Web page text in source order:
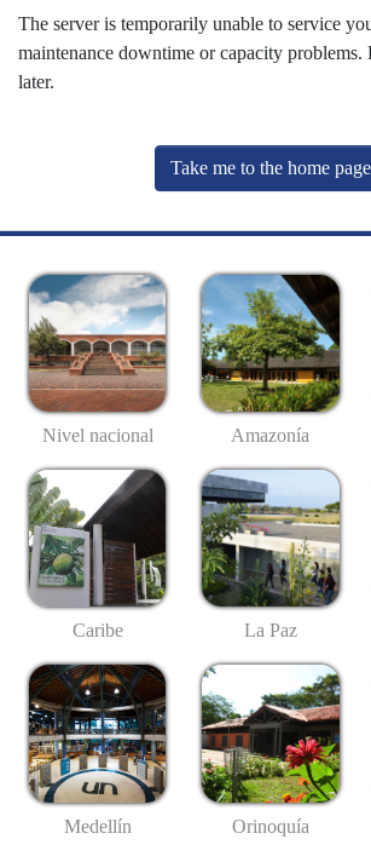
The server is temporarily unable to service
maintenance downtime or capacity problems.
later.
Take me to the home page
Nivel nacional Amazonía
Caribe La Paz
Medellín Orinoquía